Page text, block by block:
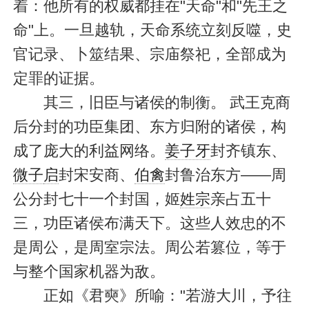
着：他所有的权威都挂在"天命"和"先王之
命"上。一旦越轨，天命系统立刻反噬，史
官记录、卜筮结果、宗庙祭祀，全部成为
定罪的证据。
其三，旧臣与诸侯的制衡。 武王克商
后分封的功臣集团、东方归附的诸侯，构
成了庞大的利益网络。 姜子牙封齐镇东、
微子启封宋安商、 伯禽封鲁治东方——周
公分封七十一个封国，姬姓宗亲占五十
三，功臣诸侯布满天下。这些人效忠的不
是周公，是周室宗法。周公若篡位，等于
与整个国家机器为敌。
正如《君奭》所喻："若游大川，予往